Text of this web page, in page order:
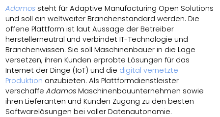
Adamos steht für Adaptive Manufacturing Open Solutions
und soll ein weltweiter Branchenstandard werden. Die
offene Plattform ist laut Aussage der Betreiber
herstellerneutral und verbindet IT-Technologie und
Branchenwissen. Sie soll Maschinenbauer in die Lage
versetzen, ihren Kunden erprobte Lösungen für das
Internet der Dinge (IoT) und die digital vernetzte
Produktion anzubieten. Als Plattformdienstleister
verschaffeAdamos Maschinenbauunternehmen sowie
ihren Lieferanten und Kunden Zugang zu den besten
Softwarelösungen bei voller Datenautonomie.